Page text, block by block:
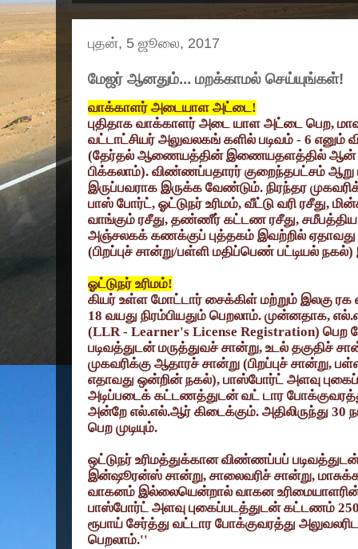
புதன், 5 ஜூலை, 2017
மேஜர் ஆனதும்... மறக்காமல் செய்யுங்கள்!
வாக்காளர் அடையாள அட்டை!
புதிதாக வாக்காளர் அடை யாள அட்டை பெற,
வட்டாட்சியர் அலுவலகங் களில் படிவம் - 6
(தேர்தல் ஆணையத்தின் இணையதளத்தில் ஆன்
பிக்கலாம்). விண்ணப்பதாரர் குறைந்தபட்சம்
இருப்பவராக இருக்க வேண்டும். நிரந்தர
பாஸ் போர்ட், ஓட்டுநர் உரிமம், வீட்டு வரி ரசீது,
வாங்கும் ரசீது, தண்ணீர் கட்டண ரசீது, சமீபத்திய
அஞ்சலகக் கணக்குப் புத்தகம் இவற்றில்
(பிறப்புச் சான்று/பள்ளி மதிப்பெண் பட்டியல்
ஓட்டுநர் உரிமம்!
கியர் உள்ள மோட்டார் சைக்கிள் மற்றும் இலகு ரக
18 வயது நிரம்பியதும் பெறலாம். முன்னதாக,
(LLR - Learner's License Registration)
படிவத்துடன் மருத்துவச் சான்று, உடல் தகுதிச்
முகவரிக்கு ஆதாரச் சான்று (பிறப்புச் சான்று,
எதாவது ஒன்றின் நகல்), பாஸ்போர்ட் அளவு
அடிப்படைக் கட்டணத்துடன் வட் டார
அன்றே எல்.எல்.ஆர் கிடைக்கும். அதிலிருந்து 30
பெற முடியும்.
ஒட்டுநர் உரிமத்துக்கான விண்ணப்பப்
இன்ஷூரன்ஸ் சான்று, சாலைவரிச் சான்று,
வாகனம் இல்லையென்றால் வாகன உரிமையாளரின்
பாஸ்போர்ட் அளவு புகைப்படத்துடன் கட்டணம்
ரூபாய் சேர்த்து வட்டார போக்குவரத்து
பெறலாம்.''